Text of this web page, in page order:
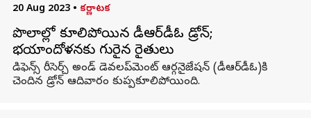
20 Aug 2023 • కర్ణాటక
పొలాల్లో కూలిపోయిన డీఆర్‌డీఓ డ్రోన్;
భయాందోళనకు గురైన రైతులు
డిఫెన్స్ రీసెర్చ్ అండ్ డెవలప్‌మెంట్ ఆర్గనైజేషన్ (డీఆర్‌డీఓ)కి
చెందిన డ్రోన్ ఆదివారం కుప్పకూలిపోయింది.